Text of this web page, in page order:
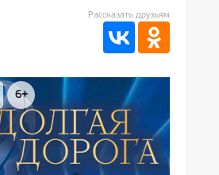
Рассказать друзьям
РЕКЛАМА